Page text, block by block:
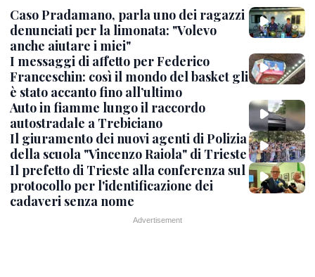
Caso Pradamano, parla uno dei ragazzi
denunciati per la limonata: "Volevo
anche aiutare i miei"
I messaggi di affetto per Federico
Franceschin: così il mondo del basket gli
è stato accanto fino all’ultimo
Auto in fiamme lungo il raccordo
autostradale a Trebiciano
Il giuramento dei nuovi agenti di Polizia
della scuola "Vincenzo Raiola" di Trieste
Il prefetto di Trieste alla conferenza sul
protocollo per l'identificazione dei
cadaveri senza nome